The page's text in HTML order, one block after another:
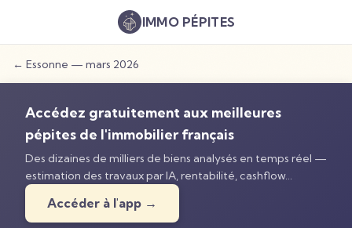
IMMOPÉPITES
← Essonne — mars 2026
Accédez gratuitement aux meilleures
pépites de l'immobilier français
Des dizaines de milliers de biens analysés en temps réel —
estimation des travaux par IA, rentabilité, cashflow…
Accéder à l'app →